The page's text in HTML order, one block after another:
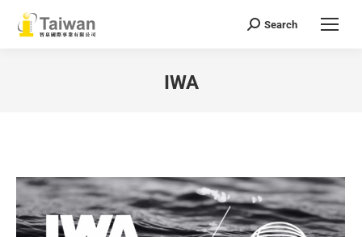
Search:
Search
IWA